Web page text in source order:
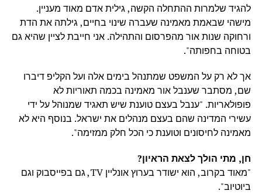
להגיד שלמרות ההתחלה הקשה, גילית אדם מאוד מעניין.
מישהי שבאמת מאמינה שעברה שינוי בחיים, גילתה את הדת
ורחוקה שנות אור מהפרסום והתהילה. אני חייבת לציין שהיא גם
בטוחה בחפותה".
אך לא רק על המשפט שמתנהל בימים אלה ועל הקליפ דיברו
שם, מסתבר שענבל אור מאמינה בכמה תאוריות לא
פופולאריות. "ענבל בעצם טוענת שיש תאגיד שמנוהל על ידי
עשירי המדינה שהם בעצם מנהלים את ישראל. בנוסף היא לא
מאמינה לחיסונים וטוענת כי הכל חלק ממזימה".
חן, מתי הולך לצאת הראיון?
"מאוד בקרוב, הוא ישודר בערוץ אונליין TV, גם בפייסבוק וגם
ביוטיוב".